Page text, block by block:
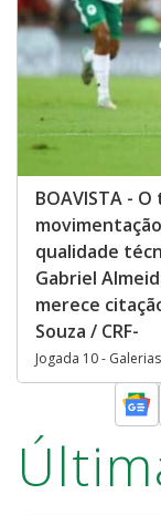
BOAVISTA -
qualidade
Gabriel
merece
Souza / CRF-
Jogada 10 - Galerias